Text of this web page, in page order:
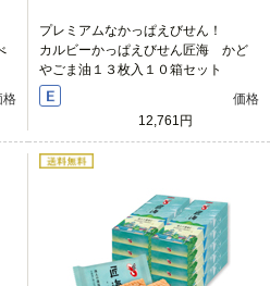
格
プレミアムなかっぱえびせん！
カルビーかっぱえびせん匠海 かど
やごま油１３枚入１０箱セット
価格
12,761円